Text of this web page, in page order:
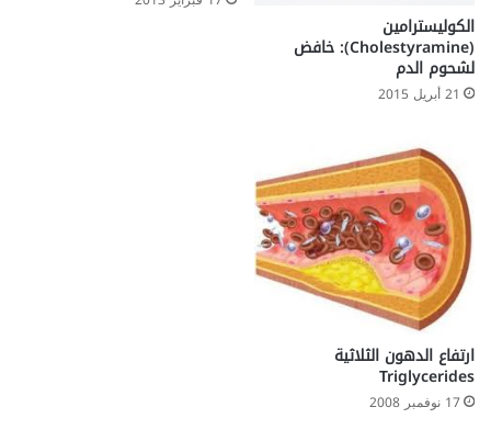
الكوليسترامين
(Cholestyramine): خافض
لشحوم الدم
21 أبريل 2015
ارتفاع الدهون الثلاثية
Triglycerides
17 نوفمبر 2008